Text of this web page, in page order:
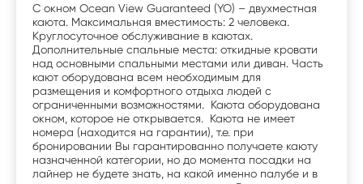
С окном Ocean View Guaranteed (YO) – двухместная
каюта. Максимальная вместимость: 2 человека.
Круглосуточное обслуживание в каютах.
Дополнительные спальные места: откидные кровати
над основными спальными местами или диван. Часть
кают оборудована всем необходимым для
размещения и комфортного отдыха людей с
ограниченными возможностями. Каюта оборудована
окном, которое не открывается. Каюта не имеет
номера (находится на гарантии), т.е. при
бронировании Вы гарантированно получаете каюту
назначенной категории, но до момента посадки на
лайнер не будете знать, на какой именно палубе и в